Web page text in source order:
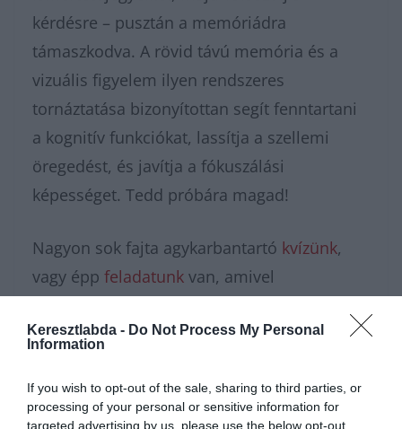
Keresztlabda - Do Not Process My Personal
Information
If you wish to opt-out of the sale, sharing to third parties, or
processing of your personal or sensitive information for
targeted advertising by us, please use the below opt-out
kérdésre – pusztán a memóriádra
támaszkodva. A rövid távú memória és a
vizuális figyelem ilyen rendszeres
tornáztatása bizonyítottan segít fenntartani
a kognitív funkciókat, lassítja a szellemi
öregedést, és javítja a fókuszálási
képességet. Tedd próbára magad!
Nagyon sok fajta agykarbantartó kvízünk,
vagy épp feladatunk van, amivel
nézz körül nálunk éstovábbi érdekes napi